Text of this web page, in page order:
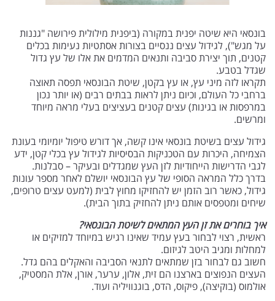
בונסאי היא שיטה יפנית במקורה (ביפנית מילולית פירושה "גננות
על מגש"), לגידול עצים ננסיים בצורות אסתטיות נעימות בכלים
קטנים, תוך יצירת סביבה ותנאים המדמים את אלו של עץ גדול
שגדל בטבע.
תקראו לזה מיני עץ, או עץ בקטן, שיטת הבונסאי תפסה תאוצה
ברחבי כל העולם, וכיום ניתן לראות בבתים רבים (או יותר נכון
במרפסות או בגינות) עצים קטנים בעציצים בעלי מראה מיוחד
ומרשים.
גידול עצים בשיטת בונסאי אינו קשה, אך דורש טיפול יומיומי בעונת
הצמיחה, היכרות עם הטכניקות הבסיסיות לגידול עץ בכלי קטן, ידע
לגבי הדרישות הייחודיות לזן העץ שמגדלים ובעיקר – סבלנות.
בדרך כלל המראה הסופי של עץ הבונסאי יושלם לאחר מספר עונות
גידול, כאשר רוב הזמן יש להחזיקו מחוץ לבית (למעט עצים טרופים,
שיחים ומטפסים אותם ניתן להחזיק בתוך הבית).
איך בוחרים את זן העץ המתאים לשיטת הבונסאי?
ראשית, רצוי לבחור בעץ עמיד שאינו רגיש במיוחד למזיקים או
למחלות ומגיב היטב לגיזום.
חשוב גם לבחור בזן שמתאים לתנאי הסביבה והאקלים בהם גדל.
העצים הנפוצים בארצנו הם זית, אלון, ערער, אורן, אלת המסטיק,
אולמוס (בוקיצה), פיקוס, הדס, בוגנוויליה ועוד.